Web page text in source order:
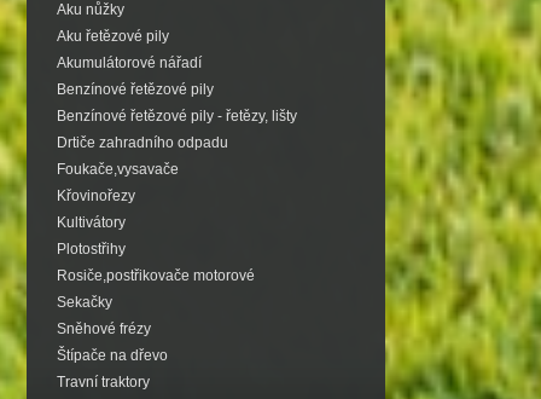
Aku nůžky
Aku řetězové pily
Akumulátorové nářadí
Benzínové řetězové pily
Benzínové řetězové pily - řetězy, lišty
Drtiče zahradního odpadu
Foukače,vysavače
Křovinořezy
Kultivátory
Plotostřihy
Rosiče,postřikovače motorové
Sekačky
Sněhové frézy
Štípače na dřevo
Travní traktory